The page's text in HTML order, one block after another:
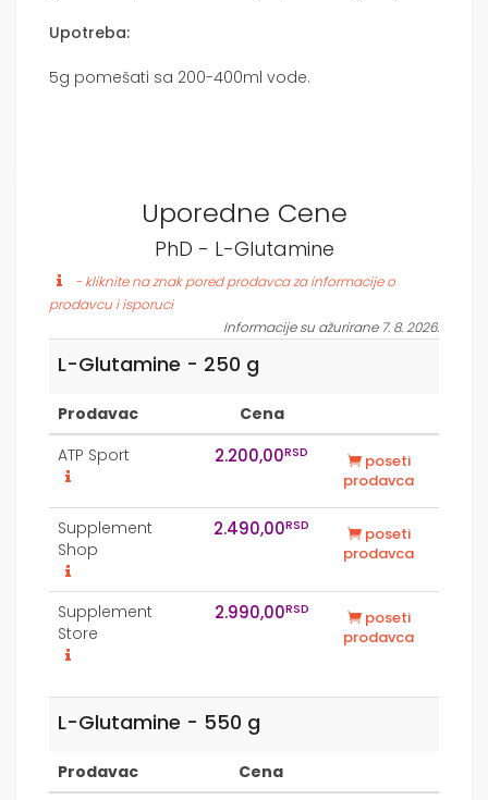
Upotreba:
5g pomešati sa 200-400ml vode.
Uporedne Cene
PhD - L-Glutamine
- kliknite na znak pored prodavca za informacije o
prodavcu i isporuci
Informacije su ažurirane 7. 8. 2026.
L-Glutamine - 250 g
Prodavac
Cena
ATP Sport
2.200,00RSD
poseti
prodavca
Supplement
Shop
2.490,00RSD
poseti
prodavca
Supplement
Store
2.990,00RSD
poseti
prodavca
L-Glutamine - 550 g
Prodavac
Cena